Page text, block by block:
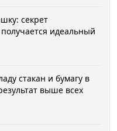
секрет
идеальный
стакан и бумагу в
выше всех